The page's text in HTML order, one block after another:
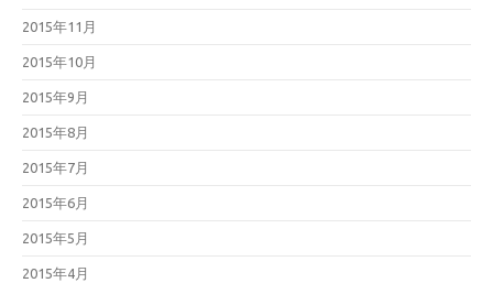
2015年11月
2015年10月
2015年9月
2015年8月
2015年7月
2015年6月
2015年5月
2015年4月